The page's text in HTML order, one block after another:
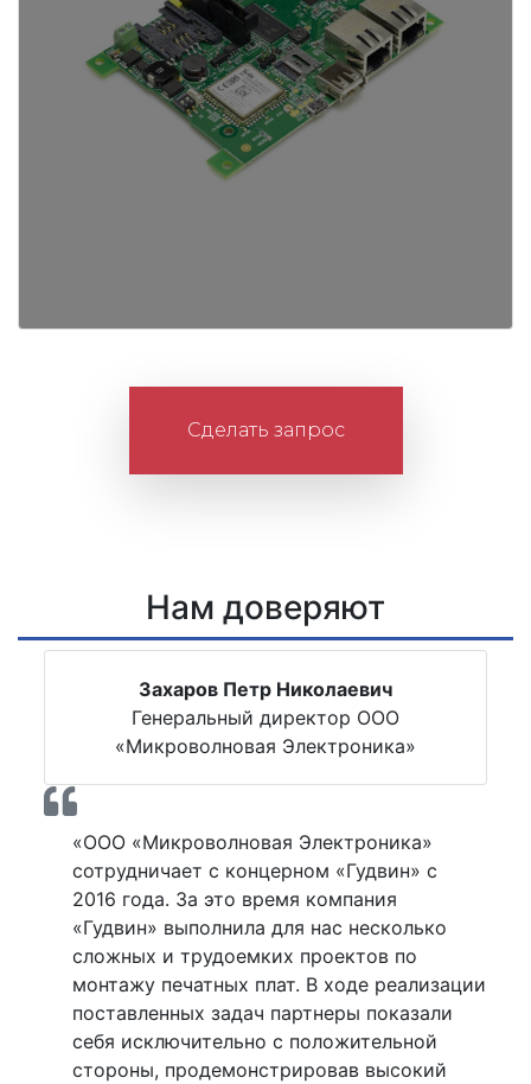
Сделать запрос
Нам доверяют
Захаров Петр Николаевич
Генеральный директор ООО
«Микроволновая Электроника»
«ООО «Микроволновая Электроника»
сотрудничает с концерном «Гудвин» с
2016 года. За это время компания
«Гудвин» выполнила для нас несколько
сложных и трудоемких проектов по
монтажу печатных плат. В ходе реализации
поставленных задач партнеры показали
себя исключительно с положительной
стороны, продемонстрировав высокий